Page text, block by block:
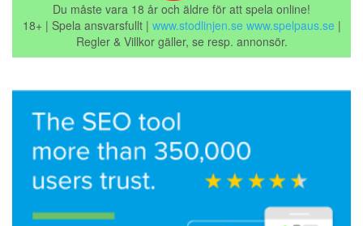
Du måste vara 18 år och äldre för att spela online!
18+ | Spela ansvarsfullt | www.stodlinjen.se www.spelpaus.se |
Regler & Villkor gäller, se resp. annonsör.